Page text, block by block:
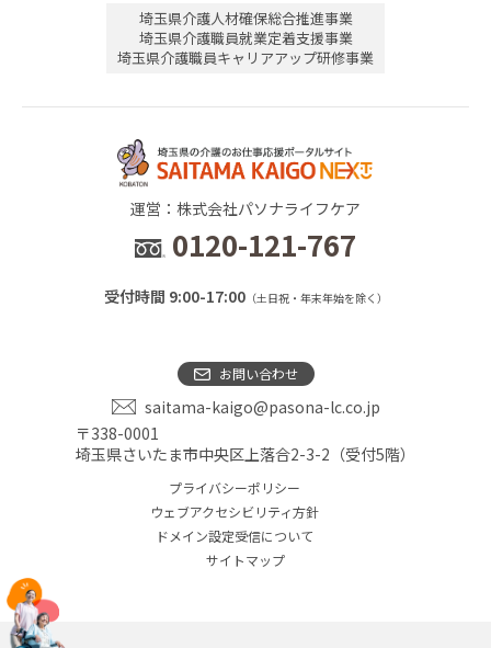
埼玉県介護人材確保総合推進事業
埼玉県介護職員就業定着支援事業
埼玉県介護職員キャリアアップ研修事業
運営：株式会社パソナライフケア
0120-121-767
受付時間 9:00-17:00（土日祝・年末年始を除く）
お問い合わせ
saitama-kaigo@pasona-lc.co.jp
〒338-0001
埼玉県さいたま市中央区上落合2-3-2（受付5階）
プライバシーポリシー
ウェブアクセシビリティ方針
ドメイン設定受信について
サイトマップ